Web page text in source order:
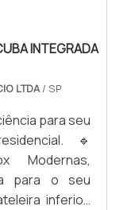
INTEGRADA
LTDA/ SP
para seu
🔹
Modernas,
para o seu
inferior,